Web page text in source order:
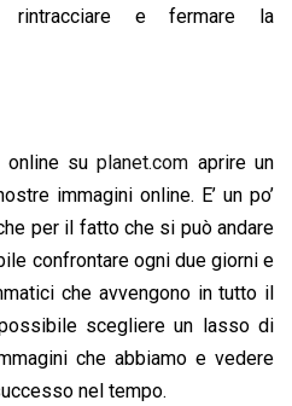
rintracciare e fermare la
online suplanet.com aprire un
immagini online. E’ un po’
per il fatto che si può andare
confrontare ogni due giorni e
che avvengono in tutto il
scegliere un lasso di
che abbiamo e vedere
nel tempo.